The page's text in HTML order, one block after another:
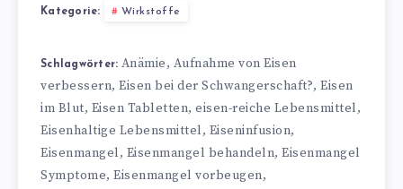
Kategorie: Wirkstoffe
Schlagwörter: Anämie, Aufnahme von Eisen
verbessern, Eisen bei der Schwangerschaft?, Eisen
im Blut, Eisen Tabletten, eisen-reiche Lebensmittel,
Eisenhaltige Lebensmittel, Eiseninfusion,
Eisenmangel, Eisenmangel behandeln, Eisenmangel
Symptome, Eisenmangel vorbeugen,